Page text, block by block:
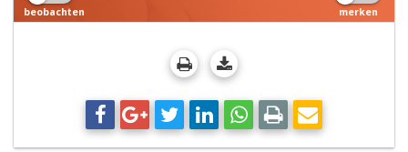
beobachten merken